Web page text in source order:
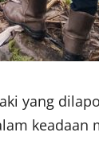
yang